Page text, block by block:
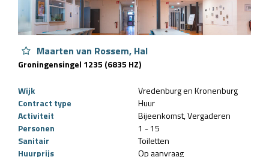
Maarten van Rossem, Hal
Groningensingel 1235 (6835 HZ)
Wijk
Vredenburg en Kronenburg
Contract type
Huur
Activiteit
Bijeenkomst Vergaderen
Personen
1 - 15
Sanitair
Toiletten
Huurprijs
Op aanvraag